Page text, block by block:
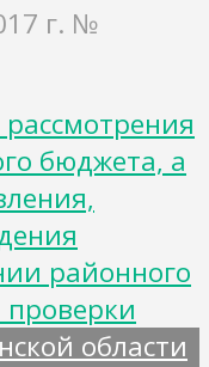
г. №
бюджета, а
районного
области